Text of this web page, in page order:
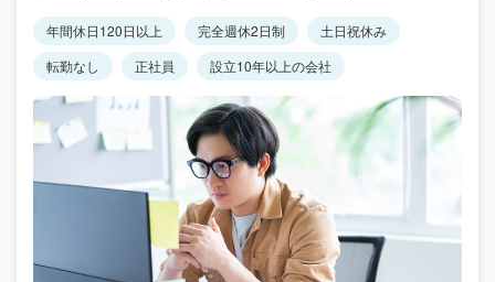
年間休日120日以上 完全週休2日制
土日祝休み
転勤なし
正社員 設立10年以上の会社